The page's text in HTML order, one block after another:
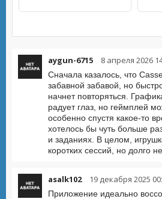
aygun-6715 8 апреля 2026
Сначала казалось, что
забавной забавой, но
начнет повторяться.
радует глаз, но геймплей
особенно спустя какое-то
хотелось бы чуть больше
и заданиях. В целом,
коротких сессий, но долго
asalk102 19 декабря 2025
Приложение идеально